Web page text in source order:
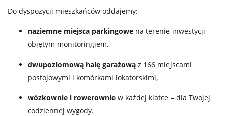
Do dyspozycji mieszkańców oddajemy:
naziemne miejsca parkingowe na terenie inwestycji
objętym monitoringiem,
dwupoziomową halę garażową z 166 miejscami
postojowymi i komórkami lokatorskimi,
wózkownie i rowerownie w każdej klatce – dla Twojej
codziennej wygody.